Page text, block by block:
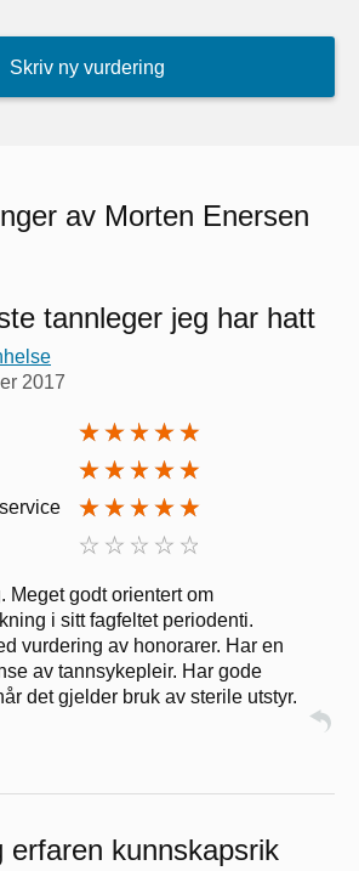
Skriv ny vurdering
av Morten Enersen
tannleger jeg har hatt
2017
Meget godt orientert om
i sitt fagfeltet periodenti.
vurdering av honorarer. Har en
av tannsykepleir. Har gode
det gjelder bruk av sterile utstyr.
erfaren kunnskapsrik